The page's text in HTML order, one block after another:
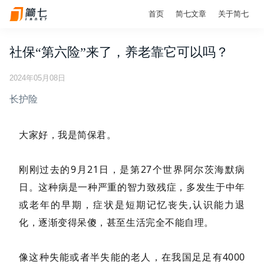
首页 简七文章 关于简七
社保“第六险”来了，养老靠它可以吗？
2024年05月08日
长护险
大家好，我是简保君。
刚刚过去的9月21日，是第27个世界阿尔茨海默病
日。这种病是一种严重的智力致残症，多发生于中年
或老年的早期，症状是短期记忆丧失,认识能力退
化，逐渐变得呆傻，甚至生活完全不能自理。
像这种失能或者半失能的老人，在我国足足有4000